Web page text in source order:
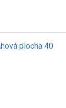
plocha 40